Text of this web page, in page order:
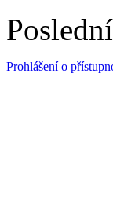
Prohlášení o